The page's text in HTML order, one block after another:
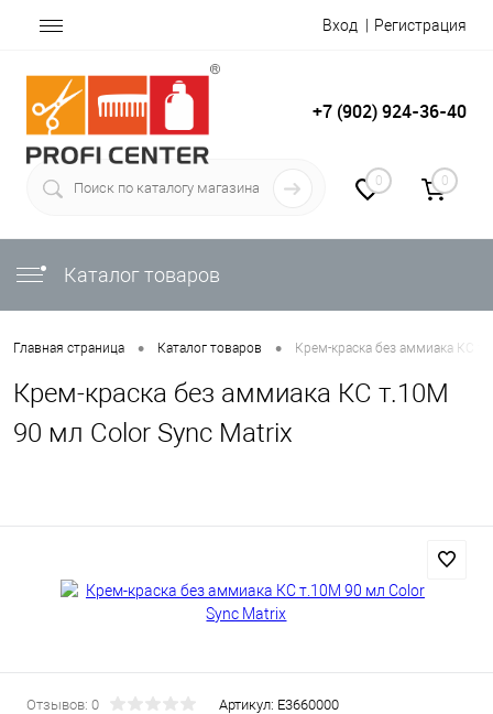
Вход Регистрация
+7 (902) 924-36-40
0 0
Каталог товаров
Главная страница • Каталог товаров • Крем-краска без аммиака КС
Крем-краска без аммиака КС т.10M
90 мл Color Sync Matrix
Отзывов: 0 Артикул: E3660000